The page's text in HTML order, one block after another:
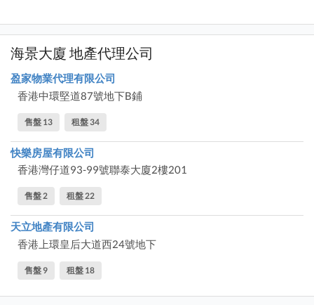
海景大廈 地產代理公司
盈家物業代理有限公司
香港中環堅道87號地下B鋪
售盤 13 租盤 34
快樂房屋有限公司
香港灣仔道93-99號聯泰大廈2樓201
售盤 2 租盤 22
天立地產有限公司
香港上環皇后大道西24號地下
售盤 9 租盤 18